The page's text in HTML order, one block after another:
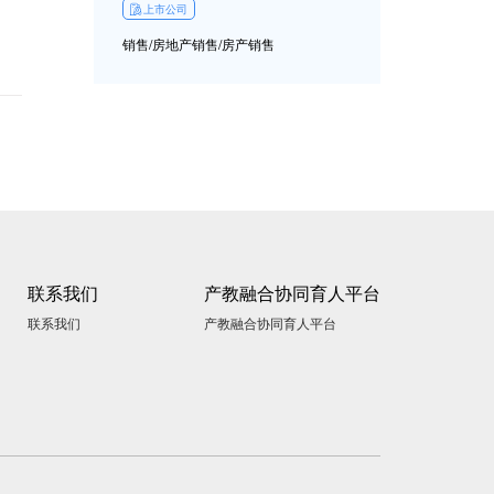
上市公司
销售/房地产销售/房产销售
联系我们
联系我们
产教融合协同育人平台
产教融合协同育人平台